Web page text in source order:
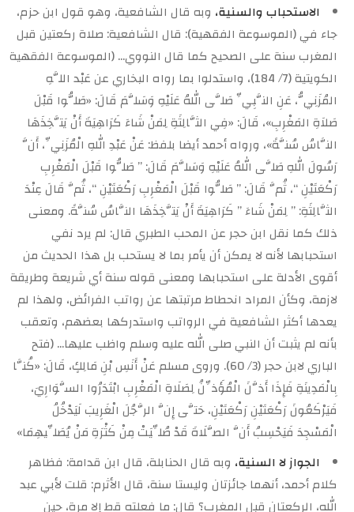
الاستحباب والسنية، وبه قال الشافعية، وهو قول ابن حزم،
جاء في (الموسوعة الفقهية): قال الشافعية: صلاة ركعتين قبل
المغرب سنة على الصحيح كما قال النووي… (الموسوعة الفقهية
الكويتية (7/ 184)، واستدلوا بما رواه البخاري عن عَبْد اللَّهِ
المُزَنِيُّ، عَنِ النَّبِيِّ صَلَّى اللهُ عَلَيْهِ وَسَلَّمَ قَالَ: «صَلُّوا قَبْلَ
صَلاَةِ المَغْرِبِ»، قَالَ: «فِي الثَّالِثَةِ لِمَنْ شَاءَ كَرَاهِيَةَ أَنْ يَتَّخِذَهَا
النَّاسُ سُنَّةً»، ورواه أحمد أيضا بلفظ: عَنْ عَبْدِ اللهِ الْمُزَنِيِّ، أَنَّ
رَسُولَ اللهِ صَلَّى اللهُ عَلَيْهِ وَسَلَّمَ قَالَ: ” صَلُّوا قَبْلَ الْمَغْرِبِ
رَكْعَتَيْنِ “، ثُمَّ قَالَ: ” صَلُّوا قَبْلَ الْمَغْرِبِ رَكْعَتَيْنِ “، ثُمَّ قَالَ عِنْدَ
الثَّالِثَةِ: ” لِمَنْ شَاءَ ” كَرَاهِيَةَ أَنْ يَتَّخِذَهَا النَّاسُ سُنَّةً. ومعنى
ذلك كما نقل ابن حجر عن المحب الطبري قال: لم يرد نفي
استحبابها لأنه لا يمكن أن يأمر بما لا يستحب بل هذا الحديث من
أقوى الأدلة على استحبابها ومعنى قوله سنة أي شريعة وطريقة
لازمة، وكأن المراد انحطاط مرتبتها عن رواتب الفرائض، ولهذا لم
يعدها أكثر الشافعية في الرواتب واستدركها بعضهم، وتعقب
بأنه لم يثبت أن النبي صلى الله عليه وسلم واظب عليها… (فتح
الباري لابن حجر (3/ 60). وروى مسلم عَنْ أَنَسِ بْنِ مَالِكٍ، قَالَ: «كُنَّا
بِالْمَدِينَةِ فَإِذَا أَذَّنَ الْمُؤَذِّنُ لِصَلَاةِ الْمَغْرِبِ ابْتَدَرُوا السَّوَارِيَ،
فَيَرْكَعُونَ رَكْعَتَيْنِ رَكْعَتَيْنِ، حَتَّى إِنَّ الرَّجُلَ الْغَرِيبَ لَيَدْخُلُ
الْمَسْجِدَ فَيَحْسِبُ أَنَّ الصَّلَاةَ قَدْ صُلِّيَتْ مِنْ كَثْرَةِ مَنْ يُصَلِّيهِمَا»
الجواز لا السنية، وبه قال الحنابلة، قال ابن قدامة: فظاهر
كلام أحمد، أنهما جائزتان وليستا سنة، قال الأثرم: قلت لأبي عبد
الله، الركعتان قبل المغرب؟ قال: ما فعلته قط إلا مرة، حين